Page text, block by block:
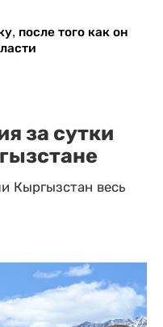
после того как он
за сутки
Кыргызстан весь